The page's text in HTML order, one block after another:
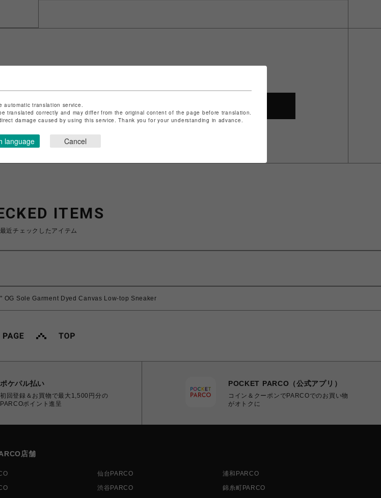
基づく表記はこちら
ITEMS
最近チェックしたアイテム
OG Sole Garment Dyed Canvas Low-top Sneaker
ポケパル払い
初回登録＆お買物で最大1,500円分の
PARCOポイント進呈
POCKET PARCO（公式アプリ）
コイン＆クーポンでPARCOでのお買い物
がオトクに
店舗
仙台PARCO
浦和PARCO
渋谷PARCO
錦糸町PARCO
automatic translation service.
translated correctly and may differ from the original content of the page before translation.
damage caused by using this service. Thank you for your understanding in advance.
language Cancel